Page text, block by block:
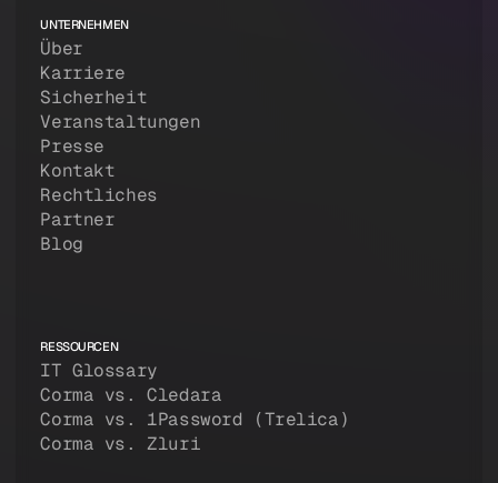
UNTERNEHMEN
Über
Karriere
Sicherheit
Veranstaltungen
Presse
Kontakt
Rechtliches
Partner
Blog
RESSOURCEN
IT Glossary
Corma vs. Cledara
Corma vs. 1Password (Trelica)
Corma vs. Zluri